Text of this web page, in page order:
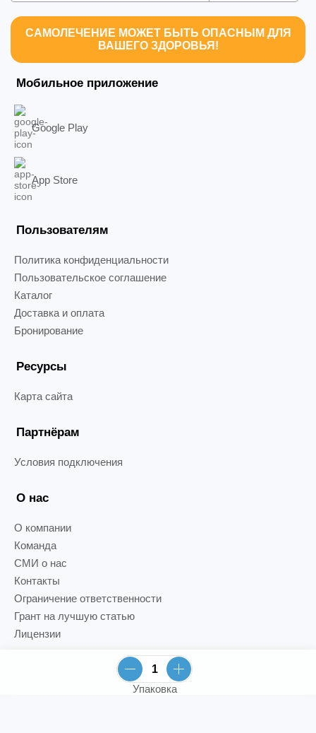
Упаковка
САМОЛЕЧЕНИЕ МОЖЕТ БЫТЬ ОПАСНЫМ ДЛЯ
ВАШЕГО ЗДОРОВЬЯ!
Мобильное приложение
Google Play
App Store
Пользователям
Политика конфиденциальности
Пользовательское соглашение
Каталог
Доставка и оплата
Бронирование
Ресурсы
Карта сайта
Партнёрам
Условия подключения
О нас
О компании
Команда
СМИ о нас
Контакты
Ограничение ответственности
Грант на лучшую статью
Лицензии